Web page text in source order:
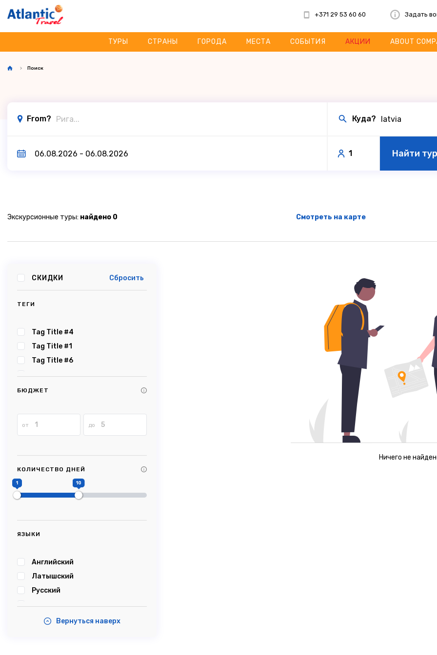
+371 29 53 60 60 Задать
ТУРЫ СТРАНЫ ГОРОДА МЕСТА СОБЫТИЯ АКЦИИ ABOUT
Поиск
From? Куда?
1 Найти
Экскурсионные туры: найдено 0 Смотреть на карте
СКИДКИ Сбросить
ТЕГИ
Tag Title #4
Tag Title #1
Tag Title #6
Tag Title #5
Tag Title #2
Tag Title #8
#Picturesque
#Impressive
#Karosta
#karostanightinprison
#Summersound
БЮДЖЕТ
от до
КОЛИЧЕСТВО ДНЕЙ
1 10
ЯЗЫКИ
Английский
Латышский
Русский
Эстонский
Вернуться наверх
Ничего не